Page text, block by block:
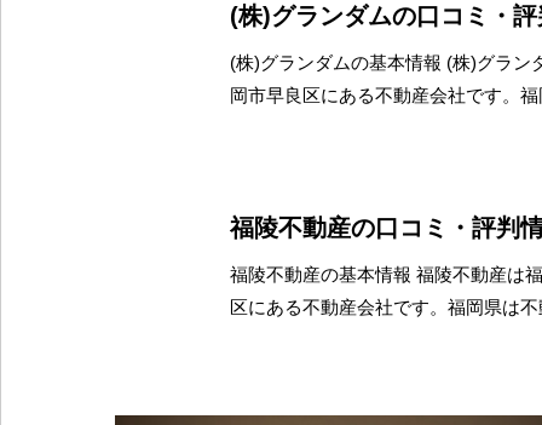
(株)グランダムの口コミ・
(株)グランダムの基本情報 (株)グラン
岡市早良区にある不動産会社です。
福陵不動産の口コミ・評判
福陵不動産の基本情報 福陵不動産は
区にある不動産会社です。福岡県は